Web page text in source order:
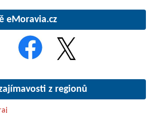
eMoravia.cz
z regionů